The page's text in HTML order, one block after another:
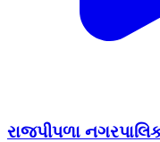
રાજપીપળા